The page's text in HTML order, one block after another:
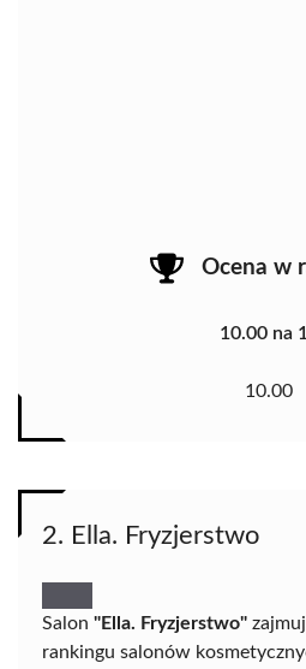
Ocena w
10.00 na
10.00
2. Ella. Fryzjerstwo
Salon "Ella. Fryzjerstwo"
rankingu salonów